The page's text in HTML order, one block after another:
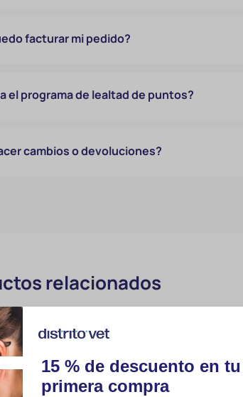
facturar mi pedido?
el programa de lealtad de puntos?
cambios o devoluciones?
relacionados
15 % de descuento en tu
primera compra